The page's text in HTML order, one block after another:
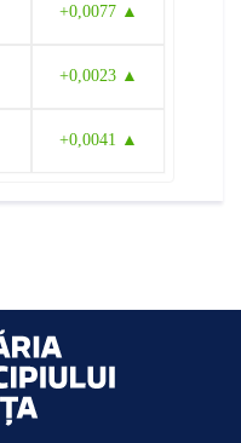
+0,0077 ▲
+0,0023 ▲
+0,0041 ▲